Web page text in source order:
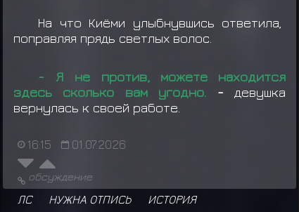
На что Киёми улыбнувшись ответила,
поправляя прядь светлых волос.
- Я не против, можете находится
здесь сколько вам угодно. - девушка
вернулась к своей работе.
16:15 01.07.2026
обсуждение
ЛС НУЖНА ОТПИСЬ ИСТОРИЯ